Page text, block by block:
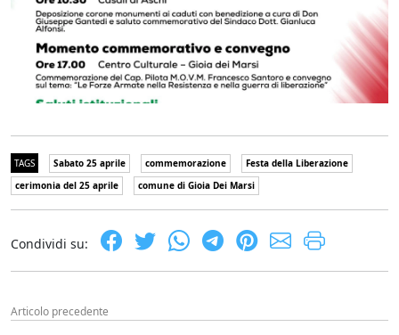
TAGS Sabato 25 aprile commemorazione
Festa della Liberazione
cerimonia del 25 aprile
comune di Gioia Dei Marsi
Condividi su:
Articolo precedente